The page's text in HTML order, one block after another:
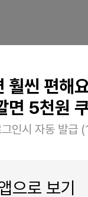
훨씬 편해
면 5천원
인시 자동 발급
으로 보기